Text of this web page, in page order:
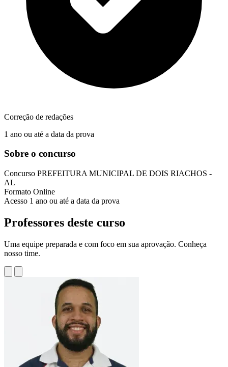
Correção de redações
1 ano ou até a data da prova
Sobre o concurso
Concurso PREFEITURA MUNICIPAL DE DOIS RIACHOS -
AL
Formato Online
Acesso 1 ano ou até a data da prova
Professores deste curso
Uma equipe preparada e com foco em sua aprovação. Conheça
nosso time.